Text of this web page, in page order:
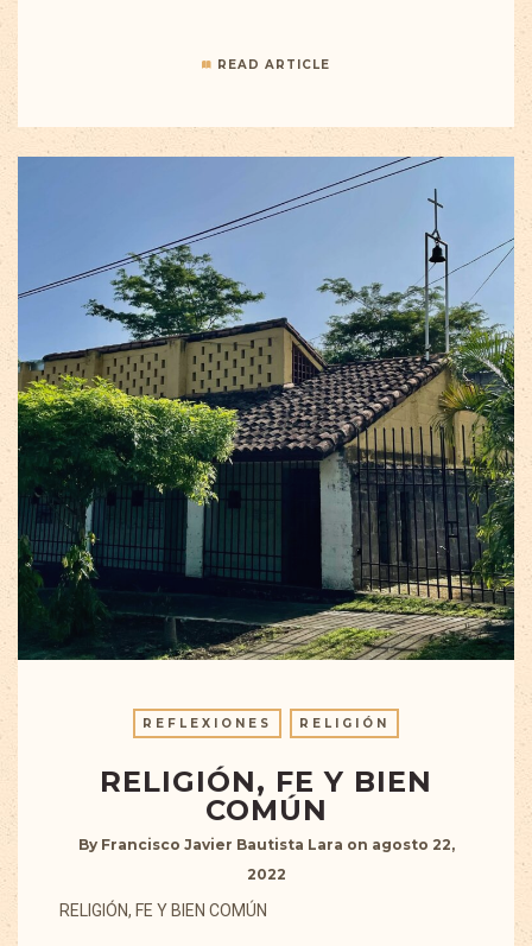
READ ARTICLE
REFLEXIONES RELIGIÓN
RELIGIÓN, FE Y BIEN
COMÚN
By Francisco Javier Bautista Lara on agosto 22,
2022
RELIGIÓN, FE Y BIEN COMÚN